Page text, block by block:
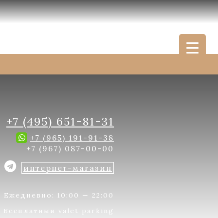
+7 (495) 651-81-31
+7 (965) 191-91-38
+7 (967) 087-00-00
интернет-магазин
Ежедневно: 10:00 — 22:00
Бесплатный valet parking